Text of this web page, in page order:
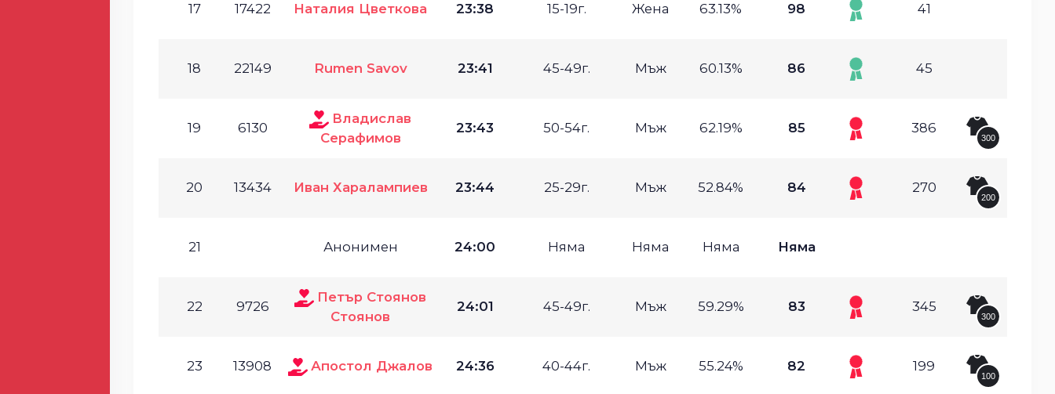
17 17422 Наталия Цветкова 23:38 15-19г. Жена 63.13% 98 41
18 22149 Rumen Savov 23:41 45-49г. Мъж 60.13% 86 45
19 6130
Владислав
Серафимов
23:43 50-54г. Мъж 62.19% 85 386
300
20 13434 Иван Харалампиев 23:44 25-29г. Мъж 52.84% 84 270
200
21 Анонимен 24:00 Няма Няма Няма Няма
22 9726
Петър Стоянов
Стоянов
24:01 45-49г. Мъж 59.29% 83 345
300
23 13908 Апостол Джалов 24:36 40-44г. Мъж 55.24% 82 199
100